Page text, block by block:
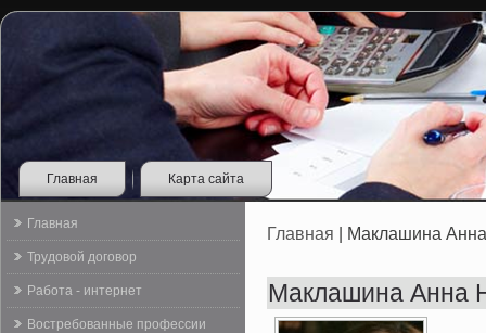
Главная Карта сайта
Главная
Трудовой договор
Работа - интернет
Востребованные профессии
Главная | Маклашина
Маклашина Анна